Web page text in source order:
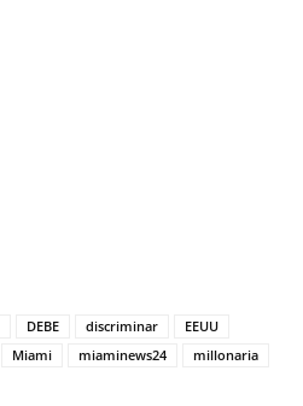
DEBE discriminar
EEUU
Miami miaminews24
millonaria